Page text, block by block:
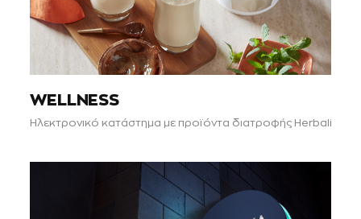
WELLNESS
Ηλεκτρονικό κατάστημα με προϊόντα διατροφής Herbalife